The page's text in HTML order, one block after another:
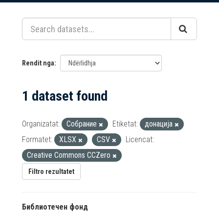
përmbajtja
Rendit nga
1 dataset found
Organizatat: Собрание Etiketat:
донација
Formatet:
XLSX CSV
Licencat:
Creative Commons CCZero
Filtro rezultatet
Библиотечен фонд